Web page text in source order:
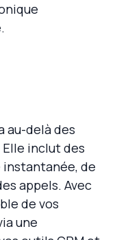
au-delà des
inclut des
de
appels. Avec
de vos
une